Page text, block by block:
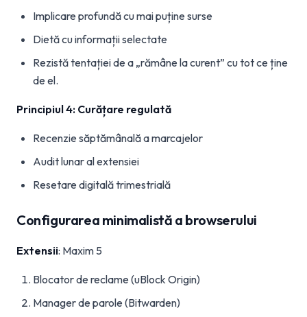
Implicare profundă cu mai puține surse
Dietă cu informații selectate
Rezistă tentației de a „rămâne la curent” cu tot ce ține
de el.
Principiul 4: Curățare regulată
Recenzie săptămânală a marcajelor
Audit lunar al extensiei
Resetare digitală trimestrială
Configurarea minimalistă a browserului
Extensii: Maxim 5
Blocator de reclame (uBlock Origin)
Manager de parole (Bitwarden)